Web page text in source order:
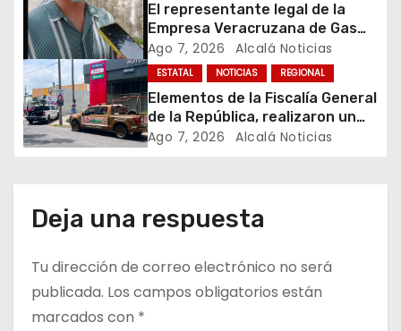
e
n
t
r
d
a
s
El representante legal de la
Empresa Veracruzana de Gas
(Gas Mabarak), aclaró en
entrevista que la sucursal
cateada por la Fiscalía General
de la República cuenta con
todos sus permisos y trabaja en
regla, por lo que desconoce el
Ago 7, 2026 Alcalá Noticias
ESTATAL NOTICIAS REGIONAL
Elementos de la Fiscalía General
de la República, realizaron un
operativo en el que clausuraron
Veracruz.
Ago 7, 2026 Alcalá Noticias
Deja una respuesta
Tu dirección de correo electrónico no será
publicada. Los campos obligatorios están
marcados con *